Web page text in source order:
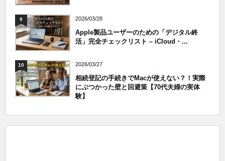
9 2026/03/28
Apple製品ユーザーのための「デジタル終
活」完全チェックリスト – iCloud・...
10 2026/03/27
相続登記の手続きでMacが使えない？！実際
にぶつかった壁と回避策【70代夫婦の実体
験】